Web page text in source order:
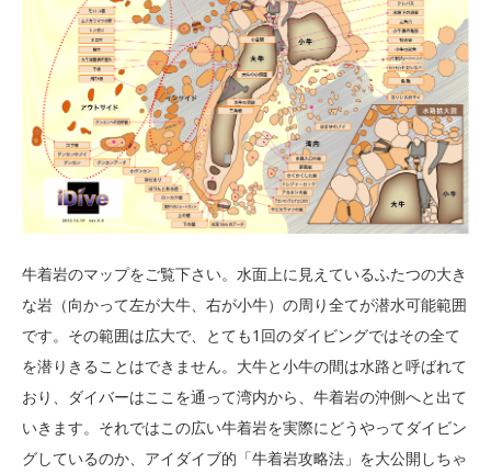
牛着岩のマップをご覧下さい。水面上に見えているふたつの大き
な岩（向かって左が大牛、右が小牛）の周り全てが潜水可能範囲
です。その範囲は広大で、とても1回のダイビングではその全て
を潜りきることはできません。大牛と小牛の間は水路と呼ばれて
おり、ダイバーはここを通って湾内から、牛着岩の沖側へと出て
いきます。それではこの広い牛着岩を実際にどうやってダイビン
グしているのか、アイダイブ的「牛着岩攻略法」を大公開しちゃ